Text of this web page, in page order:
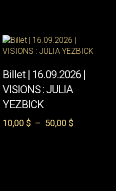
OPTIONS
produit
a
plusieurs
variations.
options
Billet | 16.09.2026 |
VISIONS : JULIA
YEZBICK
10,00 $ – 50,00 $